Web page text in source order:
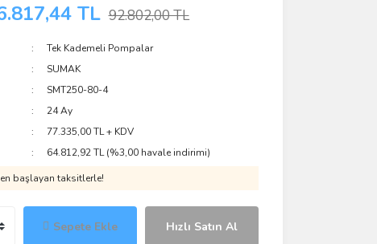
TL 92.802,00 TL
Tek Kademeli Pompalar
SUMAK
SMT250-80-4
24 Ay
77.335,00 TL + KDV
64.812,92 TL (%3,00 havale indirimi)
başlayan taksitlerle!
Sepete Ekle Hızlı Satın Al